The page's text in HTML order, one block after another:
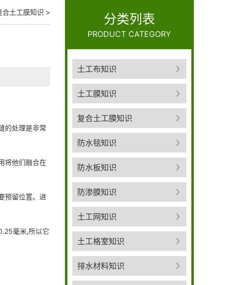
合土工膜知识 >
的处理是非常
将他们融合在
预留位置。进
毫米,所以它
分类列表
PRODUCT CATEGORY
土工布知识
土工膜知识
复合土工膜知识
防水毯知识
防水板知识
防渗膜知识
土工网知识
土工格室知识
排水材料知识